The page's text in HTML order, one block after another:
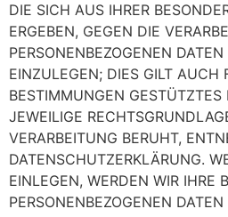
DIE SICH AUS IHRER
ERGEBEN, GEGEN DIE
PERSONENBEZOGENEN
EINZULEGEN; DIES GILT AUCH
BESTIMMUNGEN GESTÜTZTES
JEWEILIGE
VERARBEITUNG BERUHT,
DATENSCHUTZERKLÄRUNG.
EINLEGEN, WERDEN WIR IHRE
PERSONENBEZOGENEN